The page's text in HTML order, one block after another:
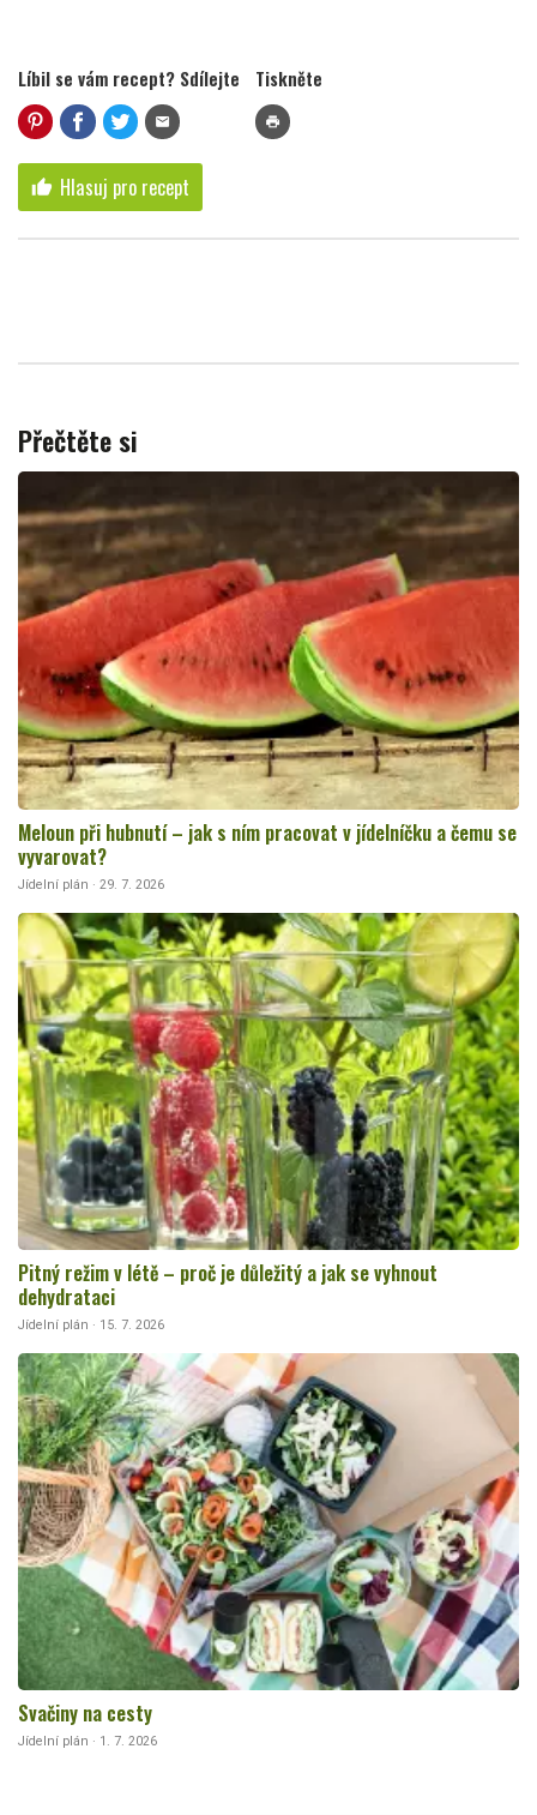
Líbil se vám recept? Sdílejte
mail
Tiskněte
print
thumb_up Hlasuj pro recept
Přečtěte si
Meloun při hubnutí – jak s ním pracovat v jídelníčku a čemu se
vyvarovat?
Jídelní plán · 29. 7. 2026
Pitný režim v létě – proč je důležitý a jak se vyhnout
dehydrataci
Jídelní plán · 15. 7. 2026
Svačiny na cesty
Jídelní plán · 1. 7. 2026